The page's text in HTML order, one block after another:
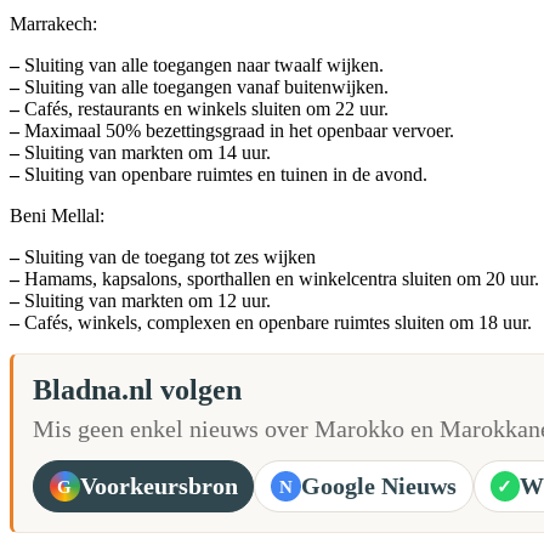
Marrakech:
–Sluiting van alle toegangen naar twaalf wijken.
–Sluiting van alle toegangen vanaf buitenwijken.
–Cafés, restaurants en winkels sluiten om 22 uur.
–Maximaal 50% bezettingsgraad in het openbaar vervoer.
–Sluiting van markten om 14 uur.
–Sluiting van openbare ruimtes en tuinen in de avond.
Beni Mellal:
–Sluiting van de toegang tot zes wijken
–Hamams, kapsalons, sporthallen en winkelcentra sluiten om 20 uur.
–Sluiting van markten om 12 uur.
–Cafés, winkels, complexen en openbare ruimtes sluiten om 18 uur.
Bladna.nl volgen
Mis geen enkel nieuws over Marokko en
G Voorkeursbron N Google Nieuws ✓